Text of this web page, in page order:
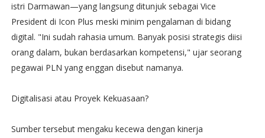
istri Darmawan—yang langsung ditunjuk sebagai Vice
President di Icon Plus meski minim pengalaman di bidang
digital. "Ini sudah rahasia umum. Banyak posisi strategis diisi
orang dalam, bukan berdasarkan kompetensi," ujar seorang
pegawai PLN yang enggan disebut namanya.
Digitalisasi atau Proyek Kekuasaan?
Sumber tersebut mengaku kecewa dengan kinerja